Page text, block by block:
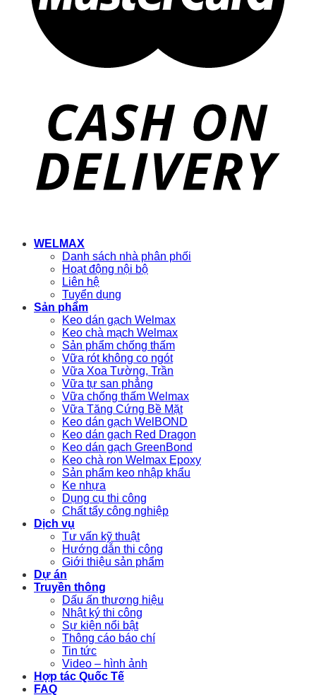
WELMAX
Danh sách nhà phân phối
Hoạt động nội bộ
Liên hệ
Tuyển dụng
Sản phẩm
Keo dán gạch Welmax
Keo chà mạch Welmax
Sản phẩm chống thấm
Vữa rót không co ngót
Vữa Xoa Tường, Trần
Vữa tự san phẳng
Vữa chống thấm Welmax
Vữa Tăng Cứng Bề Mặt
Keo dán gạch WelBOND
Keo dán gạch Red Dragon
Keo dán gạch GreenBond
Keo chà ron Welmax Epoxy
Sản phẩm keo nhập khẩu
Ke nhựa
Dụng cụ thi công
Chất tẩy công nghiệp
Dịch vụ
Tư vấn kỹ thuật
Hướng dẫn thi công
Giới thiệu sản phẩm
Dự án
Truyền thông
Dấu ấn thương hiệu
Nhật ký thi công
Sự kiện nổi bật
Thông cáo báo chí
Tin tức
Video – hình ảnh
Hợp tác Quốc Tế
FAQ